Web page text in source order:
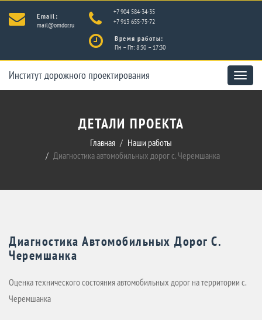
Email:
mail@omdor.ru
+7 904 584-34-35
+7 913 655-75-72
Время работы:
Пн – Пт: 8:30 – 17:30
Toggle
Институт дорожного проектирования
ДЕТАЛИ ПРОЕКТА
Главная
Наши работы
Диагностика автомобильных дорог с. Черемшанка
Диагностика Автомобильных Дорог С.
Черемшанка
Оценка технического состояния автомобильных дорог на территории с.
Черемшанка